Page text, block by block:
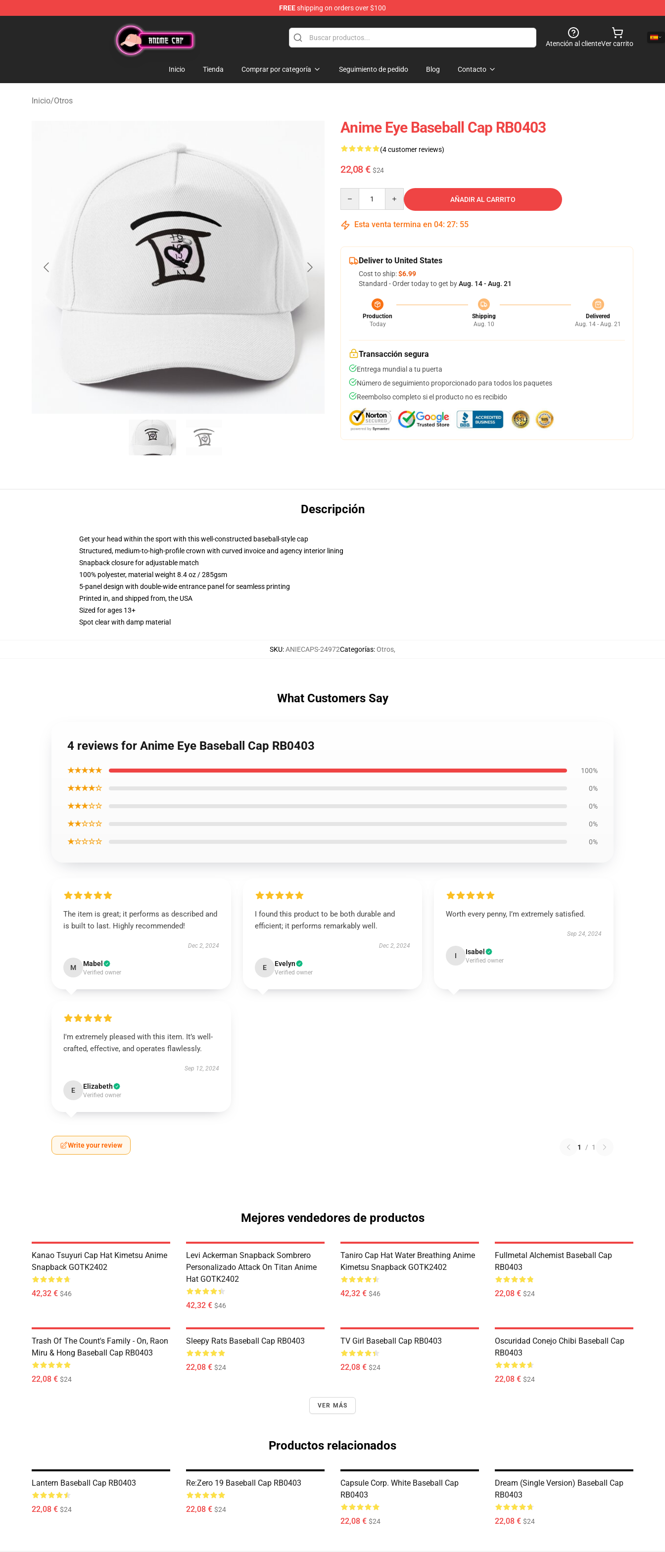
FREEshipping on orders over $100
Anime Cap Shop - The Best Store of Anime Cap
Atención al clienteVer carrito
Inicio Tienda Comprar por categoría Seguimiento de pedido Blog Contacto
Inicio/Otros
Anime Eye Baseball Cap RB0403
(4 customer reviews)
22,08 € $24
AÑADIR AL CARRITO
Esta venta termina en 04: 27: 54
Deliver to United States
Cost to ship:$6.99
Standard - Order today to get byAug. 14 - Aug. 21
Production
Today
Shipping
Aug. 10
Delivered
Aug. 14 - Aug. 21
Transacción segura
Entrega mundial a tu puerta
Número de seguimiento proporcionado para todos los paquetes
Reembolso completo si el producto no es recibido
Descripción
Get your head within the sport with this well-constructed baseball-style cap
Structured, medium-to-high-profile crown with curved invoice and agency interior lining
Snapback closure for adjustable match
100% polyester, material weight 8.4 oz / 285gsm
5-panel design with double-wide entrance panel for seamless printing
Printed in, and shipped from, the USA
Sized for ages 13+
Spot clear with damp material
SKU:ANIECAPS-24972Categorías:Otros,
What Customers Say
4 reviews for Anime Eye Baseball Cap RB0403
★★★★★ 100%
★★★★☆ 0%
★★★☆☆ 0%
★★☆☆☆ 0%
★☆☆☆☆ 0%
The item is great; it performs as described and
is built to last. Highly recommended!
Dec 2, 2024
M Mabel
Verified owner
I found this product to be both durable and
efficient; it performs remarkably well.
Dec 2, 2024
E Evelyn
Verified owner
Worth every penny, I’m extremely satisfied.
Sep 24, 2024
I Isabel
Verified owner
I'm extremely pleased with this item. It’s well-
crafted, effective, and operates flawlessly.
Sep 12, 2024
E Elizabeth
Verified owner
Write your review 1 / 1
Mejores vendedores de productos
Kanao Tsuyuri Cap Hat Kimetsu Anime
Snapback GOTK2402
42,32 € $46
Levi Ackerman Snapback Sombrero
Personalizado Attack On Titan Anime
Hat GOTK2402
42,32 € $46
Taniro Cap Hat Water Breathing Anime
Kimetsu Snapback GOTK2402
42,32 € $46
Fullmetal Alchemist Baseball Cap
RB0403
22,08 € $24
Trash Of The Count's Family - On, Raon
Miru & Hong Baseball Cap RB0403
22,08 € $24
Sleepy Rats Baseball Cap RB0403
22,08 € $24
TV Girl Baseball Cap RB0403
22,08 € $24
Oscuridad Conejo Chibi Baseball Cap
RB0403
22,08 € $24
VER MÁS
Productos relacionados
Lantern Baseball Cap RB0403
22,08 € $24
Re:Zero 19 Baseball Cap RB0403
22,08 € $24
Capsule Corp. White Baseball Cap
RB0403
22,08 € $24
Dream (Single Version) Baseball Cap
RB0403
22,08 € $24